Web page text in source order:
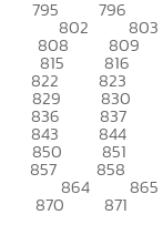
795 796
802 803
808 809
815 816
822 823
829 830
836 837
843 844
850 851
857 858
864 865
870 871